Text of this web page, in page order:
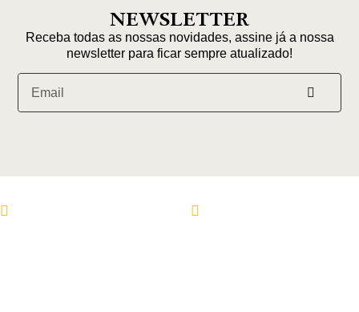
NEWSLETTER
Receba todas as nossas novidades, assine já a nossa
newsletter para ficar sempre atualizado!